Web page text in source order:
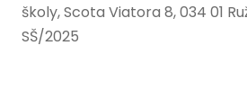
školy, Scota Viatora 8, 034 01
SŠ/2025